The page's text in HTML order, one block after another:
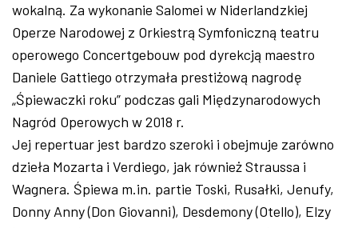
wokalną. Za wykonanie Salomei w Niderlandzkiej
Operze Narodowej z Orkiestrą Symfoniczną teatru
operowego Concertgebouw pod dyrekcją maestro
Daniele Gattiego otrzymała prestiżową nagrodę
„Śpiewaczki roku” podczas gali Międzynarodowych
Nagród Operowych w 2018 r.
Jej repertuar jest bardzo szeroki i obejmuje zarówno
dzieła Mozarta i Verdiego, jak również Straussa i
Wagnera. Śpiewa m.in. partie Toski, Rusałki, Jenufy,
Donny Anny (Don Giovanni), Desdemony (Otello), Elzy